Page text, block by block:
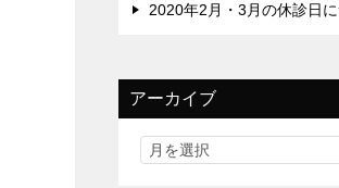
2020年2月・3月の休診日
アーカイブ